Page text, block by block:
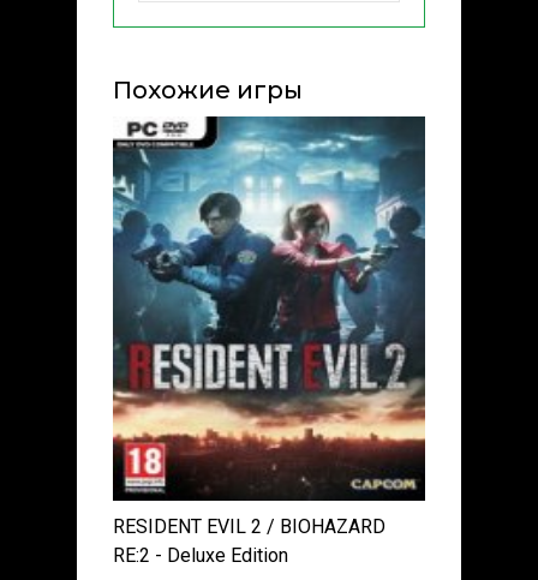
Похожие игры
RESIDENT EVIL 2 / BIOHAZARD
RE:2 - Deluxe Edition